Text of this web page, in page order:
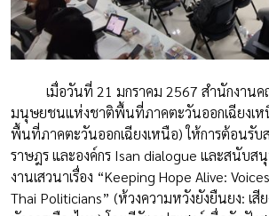
เมื่อวันที่ 21 มกราคม 2567 สำนักงานค
มนุษยชนแห่งชาติพื้นที่ภาคตะวันออกเฉียงเห
พื้นที่ภาคตะวันออกเฉียงเหนือ) ให้การต้อนรั
ราษฎร และองค์กร Isan dialogue และสนับส
งานเสวนาเรื่อง “Keeping Hope Alive:
Thai Politicians” (ห้วงความหวังยังยืนยง: เสี